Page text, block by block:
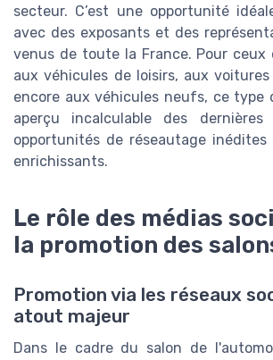
secteur. C’est une opportunité
avec des exposants et des
venus de toute la France. Pour ceux
aux véhicules de loisirs, aux
encore aux véhicules neufs, ce type
aperçu incalculable des dernières
opportunités de réseautage
enrichissants.
Le rôle des médias
la promotion des
Promotion via les réseaux
atout majeur
Dans le cadre du salon de